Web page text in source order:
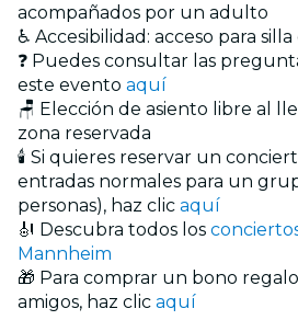
acompañados por un adulto
♿ Accesibilidad: acceso para
❓ Puedes consultar las
este evento aquí
🪑 Elección de asiento libre al
zona reservada
🕯️ Si quieres reservar un
entradas normales para un
personas), haz clic aquí
🎻 Descubra todos los
Mannheim
🎁 Para comprar un bono
amigos, haz clic aquí